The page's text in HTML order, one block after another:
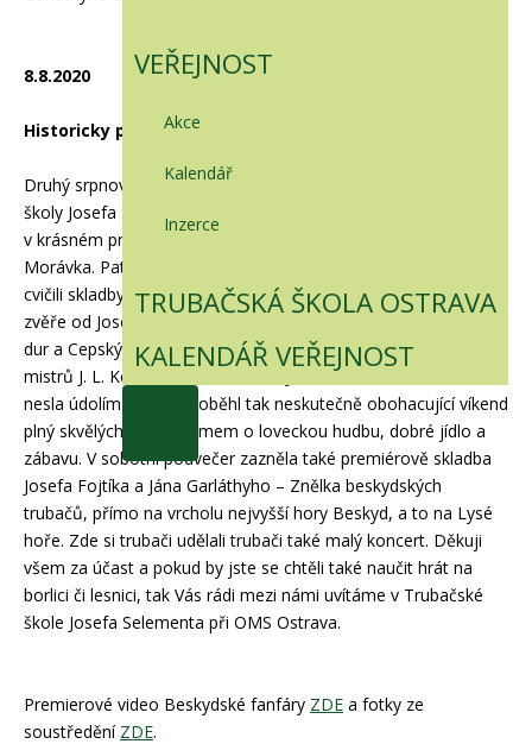
VEŘEJNOST
Akce
Kalendář
Inzerce
TRUBAČSKÁ ŠKOLA OSTRAVA
KALENDÁŘ VEŘEJNOST
8.8.2020
Historicky první trubačské vystoupení na Lysé hoře
Druhý srpnový víkend proběhlo letní soustředění Trubačské
školy Josefa Selementa při OMS Ostrava. Tóny lesnic se nesly
v krásném prostředí pod Lysou horou na polosamotě v obci
Morávka. Patnáct mysliveckých trubaček a trubačů společně
cvičili skladby z Desatera Antona Dyka, Úlovky k poctě ulovené
zvěře od Josefa Selementa, ale také části Hubertské mše B –
dur a Cepských fanfár Petra Vacka. Zazněla také díla starých
mistrů J. L. Koželuha, O. Antona a J. I. Linka a dalších, která se
nesla údolím Vlaský. Proběhl tak neskutečně obohacující víkend
plný skvělých lidí se zájmem o loveckou hudbu, dobré jídlo a
zábavu. V sobotní podvečer zazněla také premiérově skladba
Josefa Fojtíka a Jána Garláthyho – Znělka beskydských
trubačů, přímo na vrcholu nejvyšší hory Beskyd, a to na Lysé
hoře. Zde si trubači udělali trubači také malý koncert. Děkuji
všem za účast a pokud by jste se chtěli také naučit hrát na
borlici či lesnici, tak Vás rádi mezi námi uvítáme v Trubačské
škole Josefa Selementa při OMS Ostrava.
Premierové video Beskydské fanfáry ZDE a fotky ze
soustředění ZDE.